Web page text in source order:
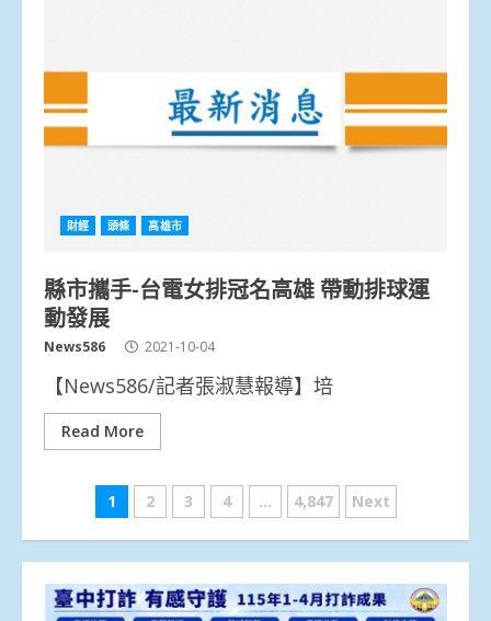
財經 頭條 高雄市
縣市攜手-台電女排冠名高雄 帶動排球運
動發展
News586 2021-10-04
【News586/記者張淑慧報導】培
Read More
文
章
分
1 2 3 4 ... 4,847 Next